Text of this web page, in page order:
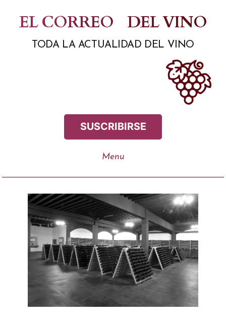
contenido
EL CORREO DEL VINO
TODA LA ACTUALIDAD DEL VINO
SUSCRIBIRSE